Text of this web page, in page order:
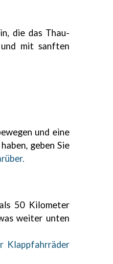
die das Thau-
und mit sanften
und eine
geben Sie
50 Kilometer
weiter unten
Klappfahrräder